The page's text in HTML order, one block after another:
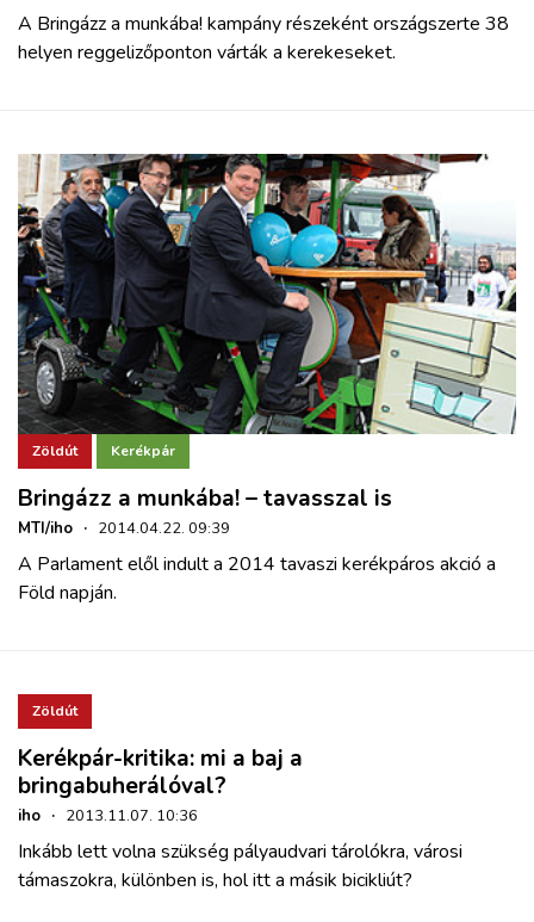
A Bringázz a munkába! kampány részeként országszerte 38
helyen reggelizőponton várták a kerekeseket.
Zöldút Kerékpár
Bringázz a munkába! – tavasszal is
MTI/iho · 2014.04.22. 09:39
A Parlament elől indult a 2014 tavaszi kerékpáros akció a
Föld napján.
Zöldút
Kerékpár-kritika: mi a baj a
bringabuherálóval?
iho · 2013.11.07. 10:36
Inkább lett volna szükség pályaudvari tárolókra, városi
támaszokra, különben is, hol itt a másik bicikliút?